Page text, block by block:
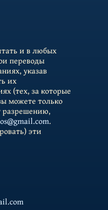
и в любых
переводы
указав
их
(тех, за которые
можете только
разрешению,
.
эти